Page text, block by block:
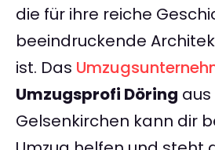
die für ihre reiche
beeindruckende
ist. Das
Umzugsprofi Döring aus
Gelsenkirchen kann dir